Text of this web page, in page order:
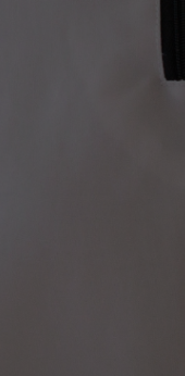
Saltar al contenido